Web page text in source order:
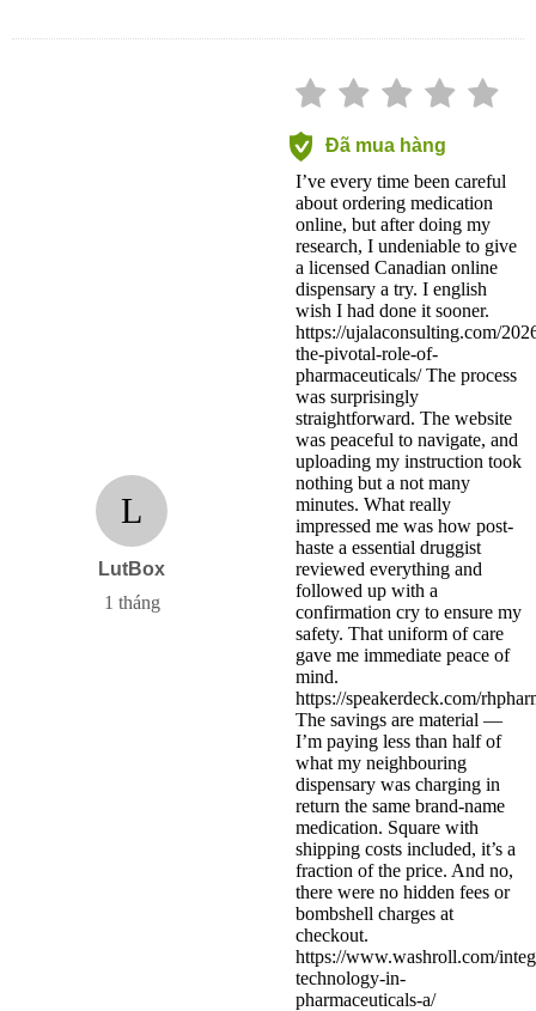
L
LutBox
1 tháng
Đã mua hàng
I’ve every time been careful
about ordering medication
online, but after doing my
research, I undeniable to give
a licensed Canadian online
dispensary a try. I english
wish I had done it sooner.
https://ujalaconsulting.com/
the-pivotal-role-of-
pharmaceuticals/ The process
was surprisingly
straightforward. The website
was peaceful to navigate, and
uploading my instruction took
nothing but a not many
minutes. What really
impressed me was how post-
haste a essential druggist
reviewed everything and
followed up with a
confirmation cry to ensure my
safety. That uniform of care
gave me immediate peace of
mind.
https://speakerdeck.com/
The savings are material —
I’m paying less than half of
what my neighbouring
dispensary was charging in
return the same brand-name
medication. Square with
shipping costs included, it’s a
fraction of the price. And no,
there were no hidden fees or
bombshell charges at
checkout.
https://www.washroll.com/
technology-in-
pharmaceuticals-a/